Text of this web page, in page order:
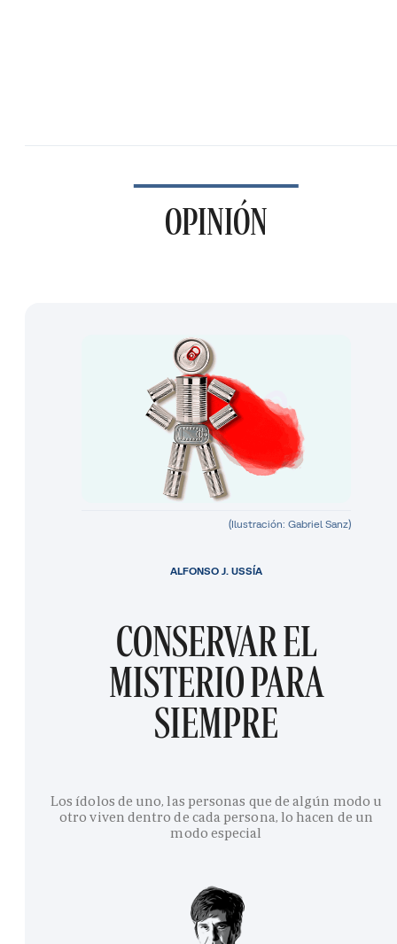
OPINIÓN
(Ilustración: Gabriel Sanz)
CONSERVAR EL
MISTERIO PARA
SIEMPRE
Los ídolos de uno, las personas que de algún modo u
otro viven dentro de cada persona, lo hacen de un
modo especial
ALFONSO J. USSÍA